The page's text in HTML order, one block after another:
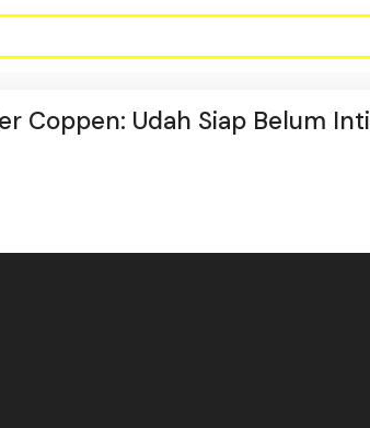
Coppen: Udah Siap Belum